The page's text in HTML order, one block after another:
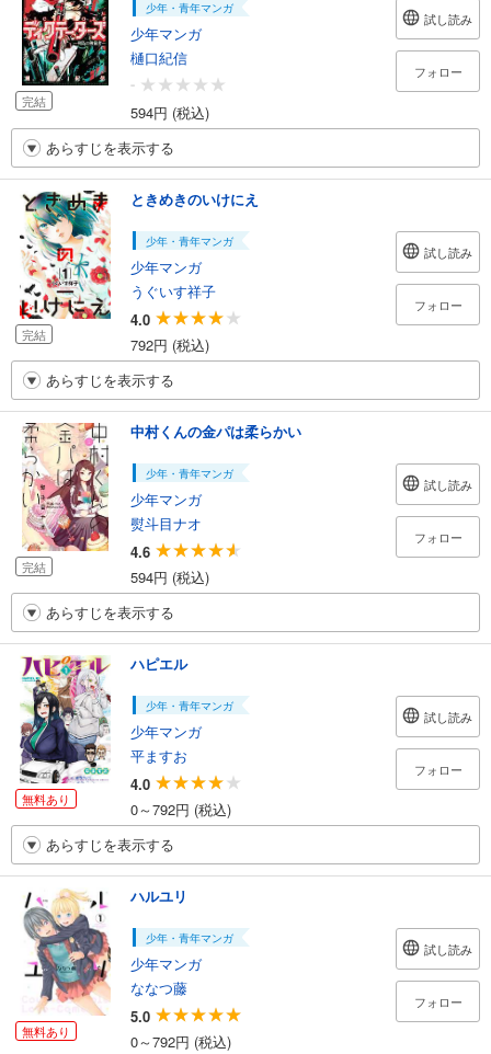
完結
少年・青年マンガ
少年マンガ
樋口紀信
-
594円 (税込)
試し読み
フォロー
あらすじを表示する
完結
ときめきのいけにえ
少年・青年マンガ
少年マンガ
うぐいす祥子
4.0
792円 (税込)
試し読み
フォロー
あらすじを表示する
完結
中村くんの金パは柔らかい
少年・青年マンガ
少年マンガ
熨斗目ナオ
4.6
594円 (税込)
試し読み
フォロー
あらすじを表示する
無料あり
ハピエル
少年・青年マンガ
少年マンガ
平ますお
4.0
0～792円 (税込)
試し読み
フォロー
あらすじを表示する
無料あり
ハルユリ
少年・青年マンガ
少年マンガ
ななつ藤
5.0
0～792円 (税込)
試し読み
フォロー